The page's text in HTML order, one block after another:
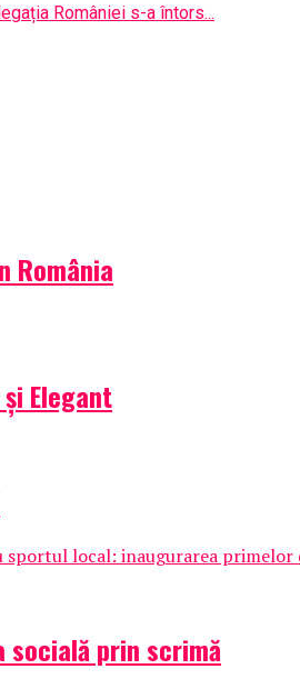
României s-a întors...
România
Elegant
local: inaugurarea primelor
socială prin scrimă